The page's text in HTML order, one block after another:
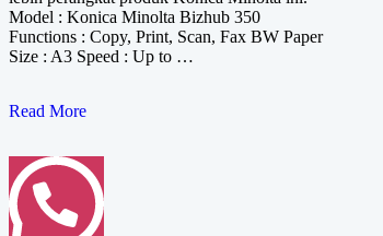
Model : Konica Minolta Bizhub 350
Functions : Copy, Print, Scan, Fax BW Paper
Size : A3 Speed : Up to …
Konica
350
Read More